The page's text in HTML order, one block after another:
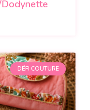
Dodynette
DÉFI COUTURE